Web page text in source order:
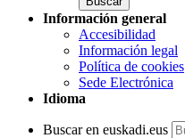
Información general
Accesibilidad
Información legal
Política de cookies
Sede Electrónica
Idioma
Buscar en euskadi.eus